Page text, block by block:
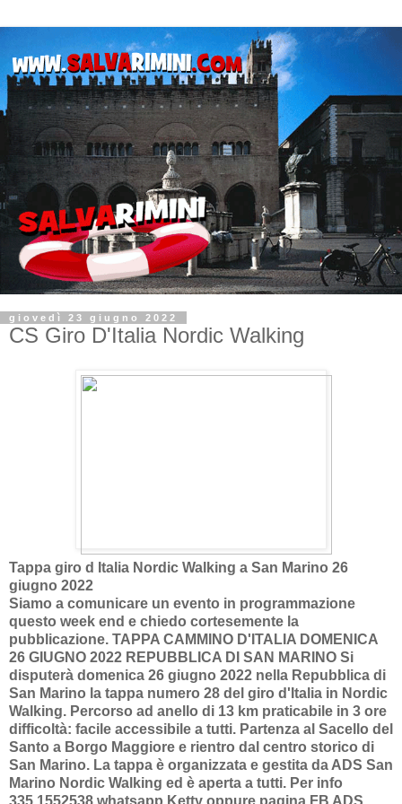
giovedì 23 giugno 2022
CS Giro D'Italia Nordic Walking
Tappa giro d Italia Nordic Walking a San Marino 26
giugno 2022
Siamo a comunicare un evento in programmazione
questo week end e chiedo cortesemente la
pubblicazione. TAPPA CAMMINO D'ITALIA DOMENICA
26 GIUGNO 2022 REPUBBLICA DI SAN MARINO Si
disputerà domenica 26 giugno 2022 nella Repubblica di
San Marino la tappa numero 28 del giro d'Italia in Nordic
Walking. Percorso ad anello di 13 km praticabile in 3 ore
difficoltà: facile accessibile a tutti. Partenza al Sacello del
Santo a Borgo Maggiore e rientro dal centro storico di
San Marino. La tappa è organizzata e gestita da ADS San
Marino Nordic Walking ed è aperta a tutti. Per info
335.1552538 whatsapp Ketty oppure pagina FB ADS